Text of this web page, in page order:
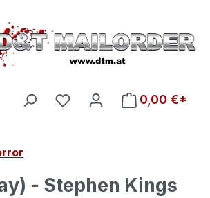
Du hast 0 Produkte auf
0,00 €*
- Stephen Kings